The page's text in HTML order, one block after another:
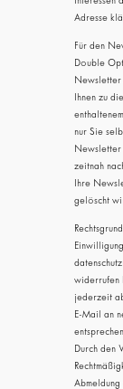
Adresse
Für den
Double
Newsletter
Ihnen zu
nur Sie
Newsletter
zeitnah
Ihre
gelöscht
widerrufen
jederzeit
E-Mail an
Durch den